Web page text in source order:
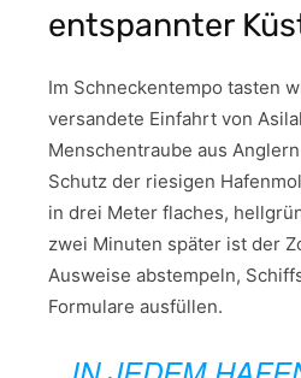
entspannter
Im Schneckentempo tasten
versandete Einfahrt von
Menschentraube aus
Schutz der riesigen
in drei Meter flaches,
zwei Minuten später ist der
Ausweise abstempeln,
Formulare ausfüllen.